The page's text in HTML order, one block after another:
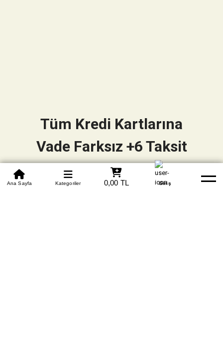
0850 305 09 70
Beden Tablosu Banka Hesapları Whatsapp Yardım
Ana Sayfa Kategoriler 0,00 TL Giriş
Tüm Kredi Kartlarına
Vade Farksız +6 Taksit